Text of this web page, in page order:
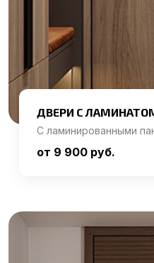
ДВЕРИ С
С ламинированными
от 9 900 руб.